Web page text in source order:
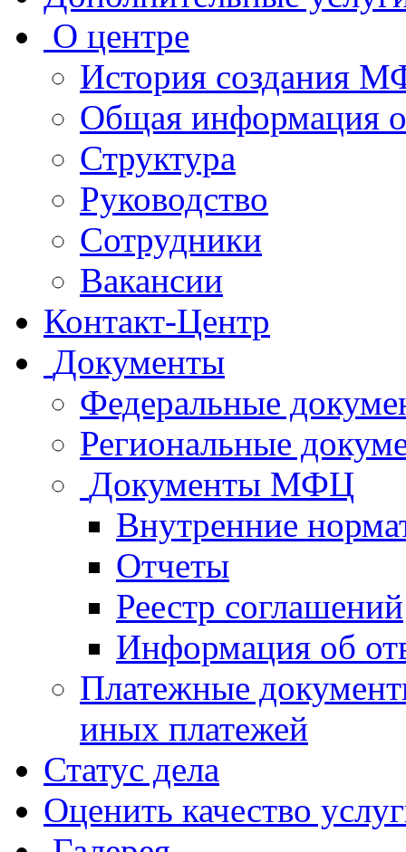
О центре
История создания
Общая
Структура
Руководство
Сотрудники
Вакансии
Контакт-Центр
Документы
Федеральные
Региональные
Документы МФЦ
Внутренние
Отчеты
Реестр соглашений
Информация об
Платежные
иных платежей
Статус дела
Оценить качество